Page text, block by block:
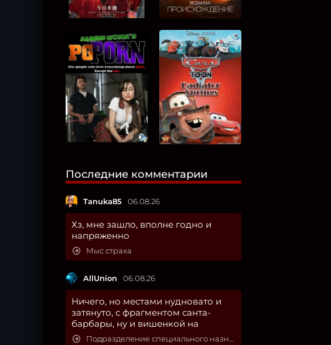
Последние комментарии
Tanuka85 06.08.26
Хз, мне зашло, вполне годно и
напряженно
Мыс страха
AllUnion 06.08.26
Ничего, но местами нудновато и
затянуто, с фрагментом санта-
барбары, ну и вишенкой на
Подразделение специального назначения